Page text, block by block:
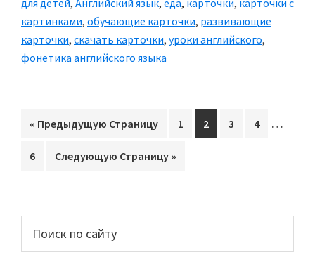
«Food
and
drinks»
картинками, обучающие карточки, развивающие
карточки, скачать карточки, уроки английского,
фонетика английского языка
« Перейти
Предыдущую Страницу
Перейти
1
Перейти
на
2
Перейти
3
Перейти
4 …
Перейти
6
Перейти
Следующую Страницу »
Основной
сайдбар